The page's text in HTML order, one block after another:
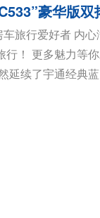
豪华版
旅行爱好者 内
！ 更多魅力等
延续了宇通经典